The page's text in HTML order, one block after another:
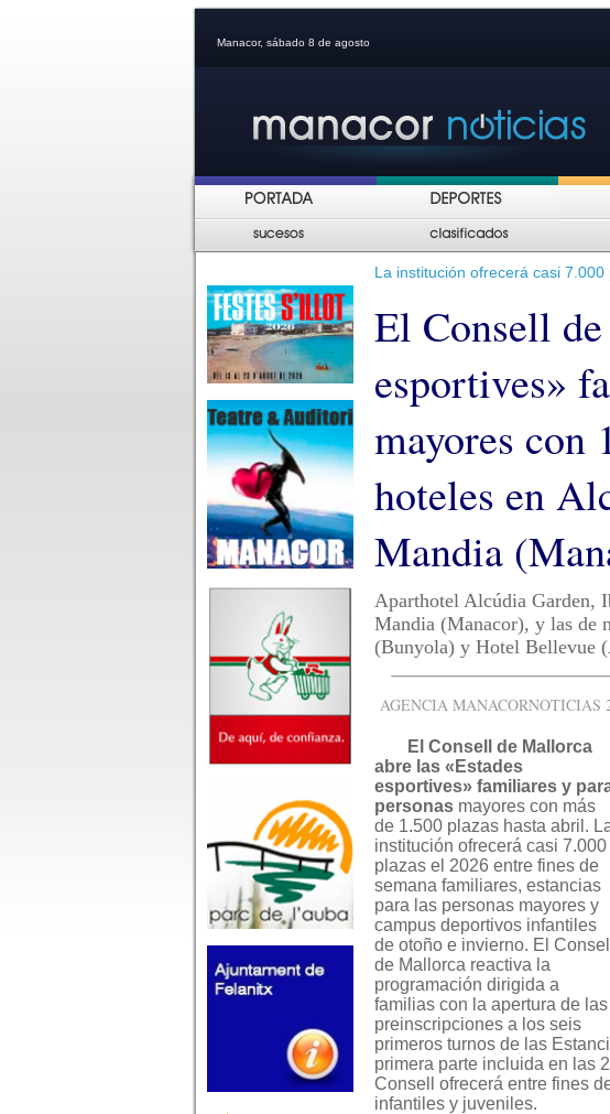
Manacor, sábado 8 de agosto
La institución ofrecerá casi
El Consell
esportives»
mayores con
hoteles en
Mandia
Aparthotel Alcúdia Garden,
Mandia (Manacor), y las de
(Bunyola) y Hotel Bellevue
AGENCIA MANACORNOTICIAS
El Consell de Mallorca
abre las «Estades
esportives» familiares y
personas mayores con más
de 1.500 plazas hasta abril.
institución ofrecerá casi 7.000
plazas el 2026 entre fines de
semana familiares, estancias
para las personas mayores y
campus deportivos infantiles
de otoño e invierno. El Consell
de Mallorca reactiva la
programación dirigida a
familias con la apertura de las
preinscripciones a los seis
primeros turnos de las
primera parte incluida en las
Consell ofrecerá entre fines
infantiles y juveniles.